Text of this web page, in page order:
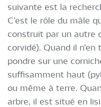
suivante est la
C’est le rôle du mâle
construit par un autre
corvidé). Quand il
pondre sur une
suffisamment haut
ou même à terre.
arbre, il est situé en